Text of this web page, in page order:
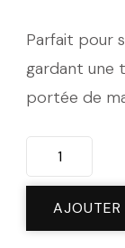
Parfait pour
gardant une
portée de
quantité
de
Bijou
de
AJOUTER